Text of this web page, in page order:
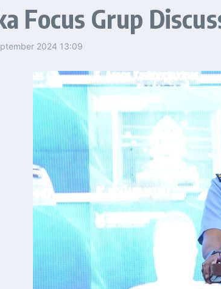
Focus Grup
2024 13:09